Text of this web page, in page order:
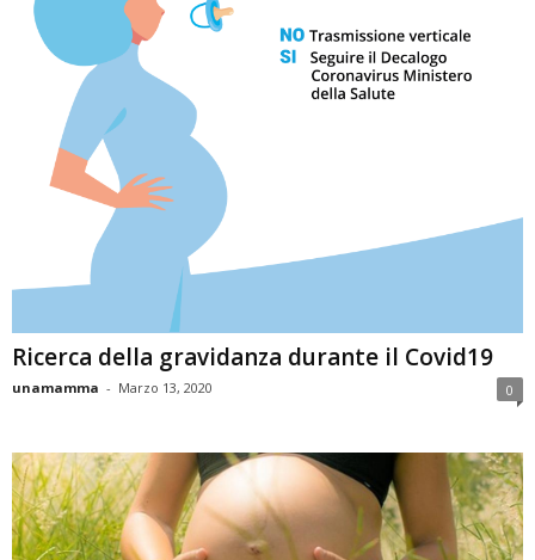
Ricerca della gravidanza durante il Covid19
unamamma - Marzo 13, 2020 0